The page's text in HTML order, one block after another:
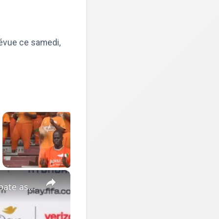
ce samedi,
×
World Cup 2026: France-Morocco refereeing already sparks debate as Deschamps responds